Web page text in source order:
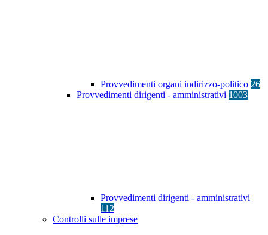
Provvedimenti organi indirizzo-politico 26
Provvedimenti dirigenti - amministrativi 1003
Provvedimenti dirigenti - amministrativi
112
Controlli sulle imprese